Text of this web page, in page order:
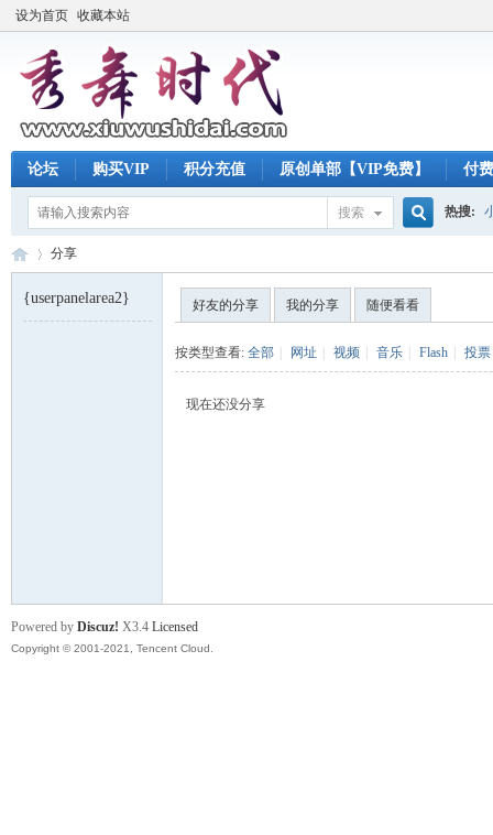
设为首页 收藏本站
论坛 购买VIP 积分充值 原创单部【VIP免费】 付
搜索 热搜:
分享
{userpanelarea2} 好友的分享 我的分享 随便看看
按类型查看: 全部 网址 视频 音乐 Flash 投票
现在还没分享
Powered by Discuz! X3.4 Licensed
Copyright © 2001-2021, Tencent Cloud.